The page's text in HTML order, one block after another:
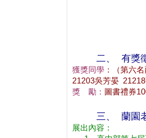
二、 有獎
獲獎同學 ：（第六
21203吳芳晏
獎    勵： 圖書禮券
三、 蘭園
展出內容：